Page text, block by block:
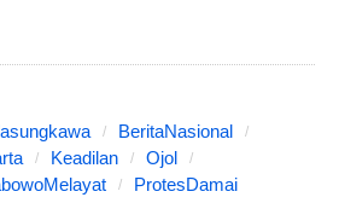
BeritaNasional
Keadilan
Ojol
ProtesDamai